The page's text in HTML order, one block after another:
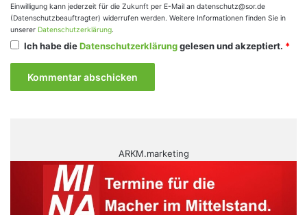
Einwilligung kann jederzeit für die Zukunft per E-Mail an datenschutz@sor.de
(Datenschutzbeauftragter) widerrufen werden. Weitere Informationen finden Sie in
unserer Datenschutzerklärung.
Ich habe dieDatenschutzerklärunggelesen und akzeptiert. *
ARKM.marketing